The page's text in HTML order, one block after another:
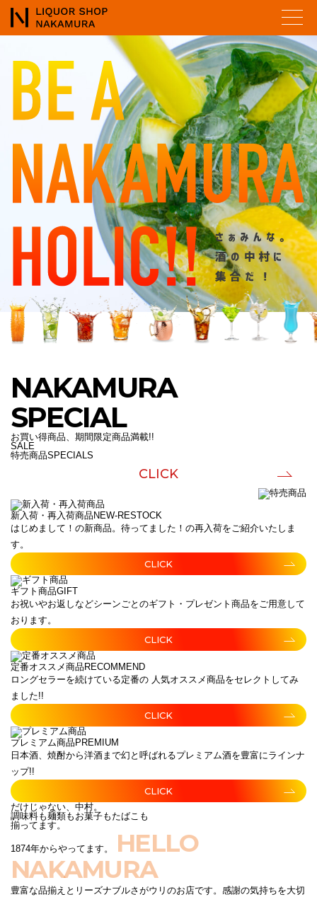
NAKAMURA
SPECIAL
お買い得商品、期間限定商品満載!!
SALE
特売商品SPECIALS
CLICK
新入荷・再入荷商品 NEW-RESTOCK
はじめまして！の新商品。待ってました！の再入荷をご紹介いたしま
す。
CLICK
ギフト商品GIFT
お祝いやお返しなどシーンごとのギフト・プレゼント商品をご用意して
おります。
CLICK
定番オススメ商品 RECOMMEND
ロングセラーを続けている定番の 人気オススメ商品をセレクトしてみ
ました!!
CLICK
プレミアム商品 PREMIUM
日本酒、焼酎から洋酒まで幻と呼ばれるプレミアム酒を豊富にラインナ
ップ!!
CLICK
だけじゃない、中村。
調味料も麺類もお菓子もたばこも
揃ってます。
1874年からやってます。
HELLO
NAKAMURA
豊富な品揃えとリーズナブルさがウリのお店です。感謝の気持ちを大切